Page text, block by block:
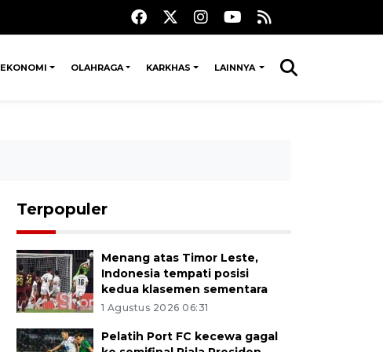
EKONOMI OLAHRAGA KARKHAS LAINNYA
Terpopuler
Menang atas Timor Leste,
Indonesia tempati posisi
kedua klasemen sementara
1 Agustus 2026 06:31
Pelatih Port FC kecewa gagal